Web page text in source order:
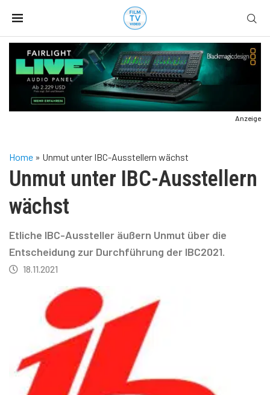
Anzeige
Home » Unmut unter IBC-Ausstellern wächst
Unmut unter IBC-Ausstellern
wächst
Etliche IBC-Aussteller äußern Unmut über die
Entscheidung zur Durchführung der IBC2021.
18.11.2021